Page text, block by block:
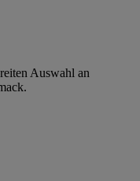
Auswahl an